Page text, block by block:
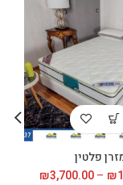
פלטין
₪
–
₪3,700.00